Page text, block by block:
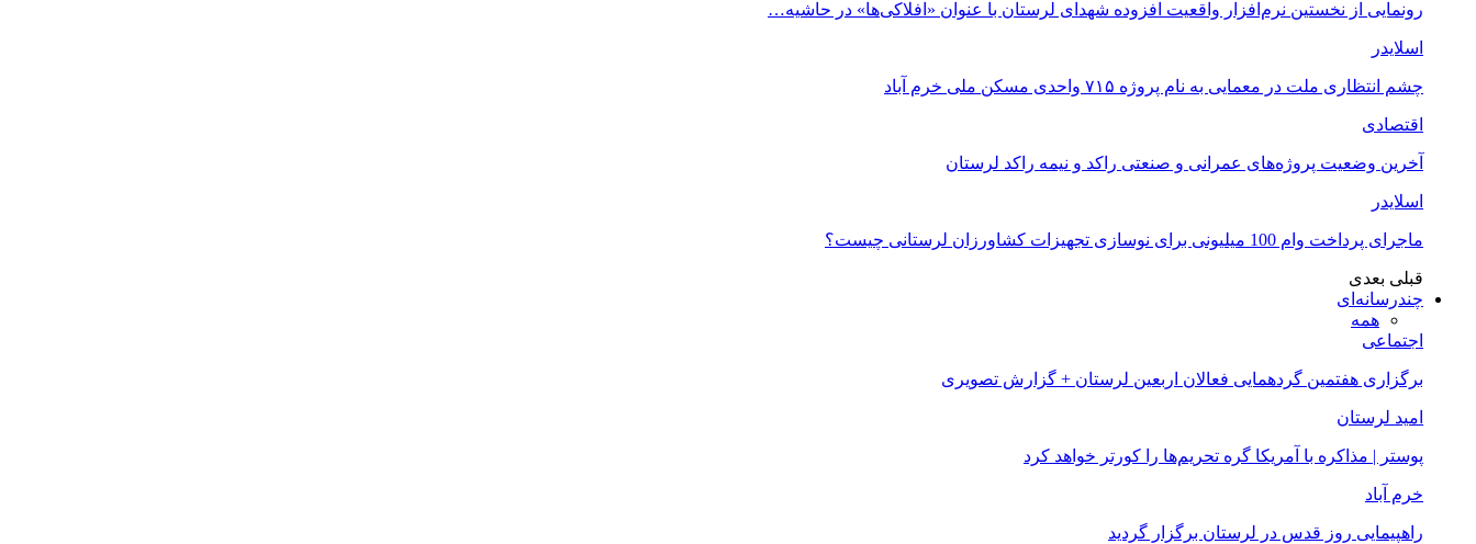
رونمایی از نخستین نرم‌افزار واقعیت افزوده شهدای لرستان با عنوان «افلاکی‌ها» در حاشیه…
اسلایدر
چشم انتظاری ملت در معمایی به نام پروژه ۷۱۵ واحدی مسکن ملی خرم آباد
اقتصادی
آخرین وضعیت پروژه‌های عمرانی و صنعتی راکد و نیمه راکد لرستان
اسلایدر
ماجرای پرداخت وام 100 میلیونی برای نوسازی تجهیزات کشاورزان لرستانی چیست؟
قبلی بعدی
چندرسانه‌ای
همه
اجتماعی
برگزاری هفتمین گردهمایی فعالان اربعین لرستان + گزارش تصویری
امید لرستان
پوستر | مذاکره با آمریکا گره تحریم‌ها را کورتر خواهد کرد
خرم آباد
راهپیمایی روز قدس در لرستان برگزار گردید